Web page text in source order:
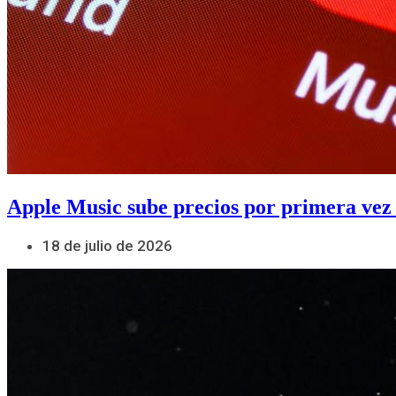
Apple Music sube precios por primera vez
18 de julio de 2026